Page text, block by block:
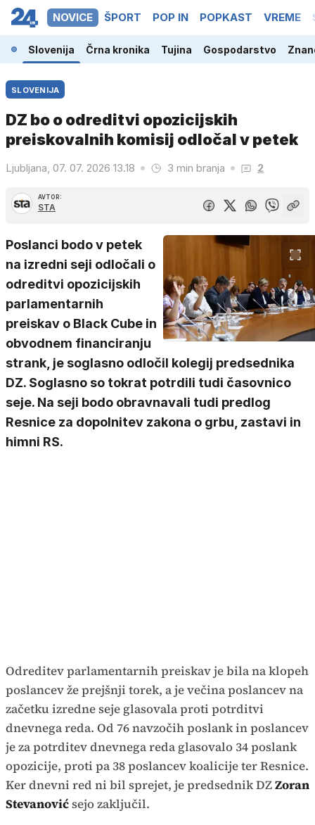
NOVICE ŠPORT POP IN POPKAST VREME
Slovenija Črna kronika Tujina Gospodarstvo
SLOVENIJA
DZ bo o odreditvi opozicijskih
preiskovalnih komisij odločal v petek
Ljubljana, 07. 07. 2026 13.18 3 min branja 2
AVTOR:
STA
Poslanci bodo v petek
na izredni seji odločali o
odreditvi opozicijskih
parlamentarnih
preiskav o Black Cube in
obvodnem financiranju
strank, je soglasno odločil kolegij predsednika
DZ. Soglasno so tokrat potrdili tudi časovnico
seje. Na seji bodo obravnavali tudi predlog
Resnice za dopolnitev zakona o grbu, zastavi in
himni RS.
Odreditev parlamentarnih preiskav je bila na klopeh
poslancev že prejšnji torek, a je večina poslancev na
začetku izredne seje glasovala proti potrditvi
dnevnega reda. Od 76 navzočih poslank in poslancev
je za potrditev dnevnega reda glasovalo 34 poslank
opozicije, proti pa 38 poslancev koalicije ter Resnice.
Ker dnevni red ni bil sprejet, je predsednik DZZoran
Stevanovićsejo zaključil.